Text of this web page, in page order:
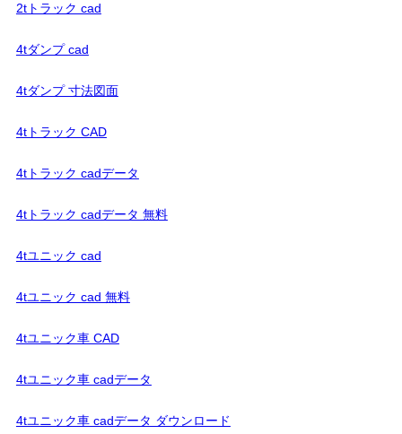
2tトラック cad
4tダンプ cad
4tダンプ 寸法図面
4tトラック CAD
4tトラック cadデータ
4tトラック cadデータ 無料
4tユニック cad
4tユニック cad 無料
4tユニック車 CAD
4tユニック車 cadデータ
4tユニック車 cadデータ ダウンロード